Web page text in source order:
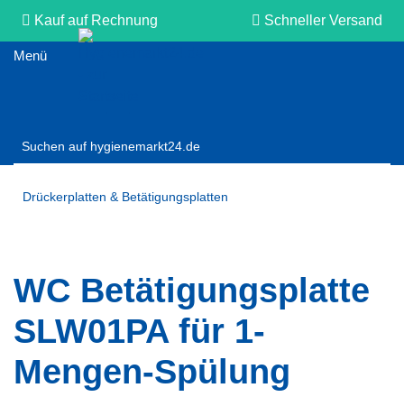
Kauf auf Rechnung Schneller Versand
Drückerplatten & Betätigungsplatten
WC Betätigungsplatte
SLW01PA für 1-
Mengen-Spülung